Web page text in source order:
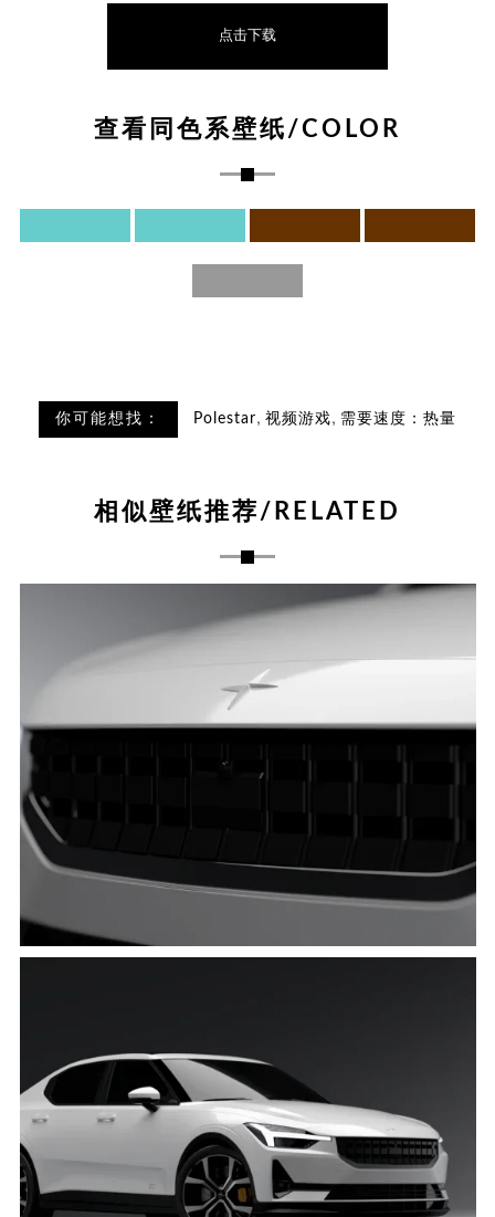
点击下载
查看同色系壁纸/COLOR
你可能想找： Polestar, 视频游戏, 需要速度：热量
相似壁纸推荐/RELATED